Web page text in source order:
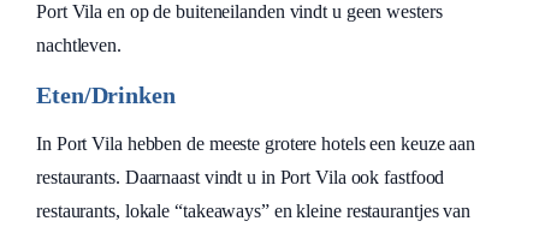
Port Vila en op de buiteneilanden vindt u geen westers
nachtleven.
Eten/Drinken
In Port Vila hebben de meeste grotere hotels een keuze aan
restaurants. Daarnaast vindt u in Port Vila ook fastfood
restaurants, lokale “takeaways” en kleine restaurantjes van